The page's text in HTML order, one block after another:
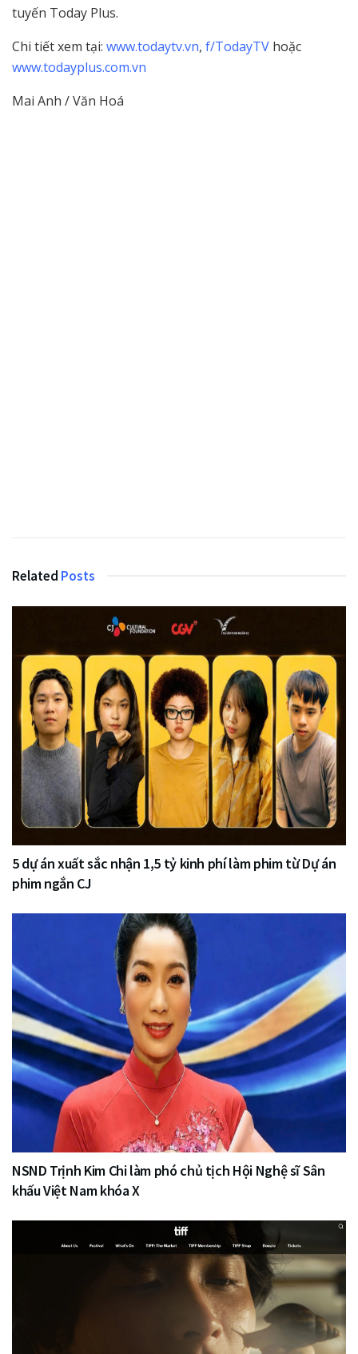
tuyến Today Plus.
Chi tiết xem tại: www.todaytv.vn, f/TodayTV hoặc
www.todayplus.com.vn
Mai Anh / Văn Hoá
Related Posts
5 dự án xuất sắc nhận 1,5 tỷ kinh phí làm phim từ Dự án
phim ngắn CJ
NSND Trịnh Kim Chi làm phó chủ tịch Hội Nghệ sĩ Sân
khấu Việt Nam khóa X